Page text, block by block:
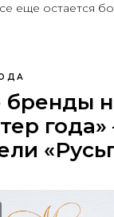
еще остается
года»